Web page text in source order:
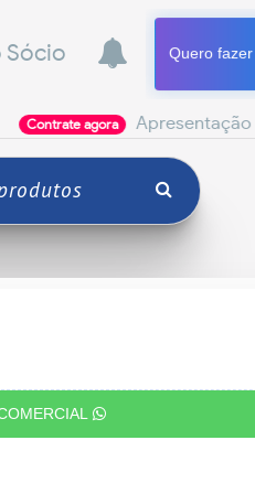
Sócio Quero
Apresentação Industrial